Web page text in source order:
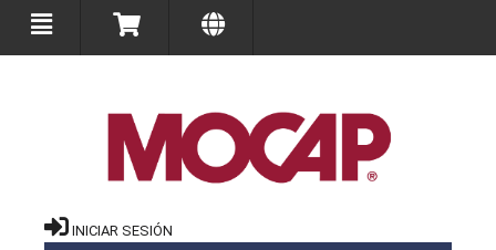
INICIAR SESIÓN